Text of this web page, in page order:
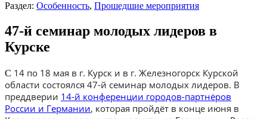
Раздел: Особенность, Прошедшие мероприятия
47-й семинар молодых лидеров в
Курске
C 14 по 18 мая в г. Курск и в г. Железногорск Курской
области состоялся 47-й семинар молодых лидеров. В
преддверии 14-й конференции городов-партнёров
России и Германии, которая пройдёт в конце июня в